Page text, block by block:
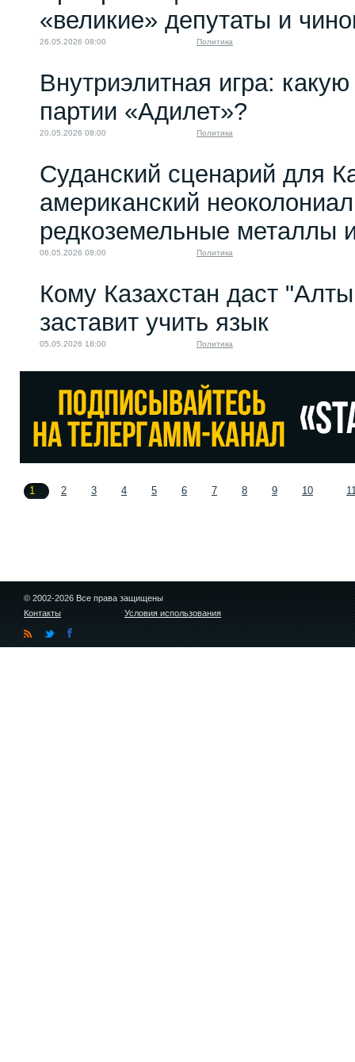
«великие» депутаты и
26.05.2026 08:00 Политика
Внутриэлитная игра: какую
партии «Адилет»?
20.05.2026 08:00 Политика
Суданский сценарий для
американский
редкоземельные металлы
06.05.2026 08:00 Политика
Кому Казахстан даст
заставит учить язык
05.05.2026 18:00 Политика
1 2 3 4 5 6 7 8 9 10
© 2002-2026 Все права защищены
Контакты
Условия использования